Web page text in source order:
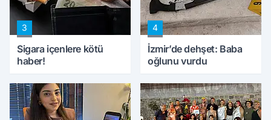
3
Sigara içenlere kötü
haber!
4
İzmir’de dehşet: Baba
oğlunu vurdu